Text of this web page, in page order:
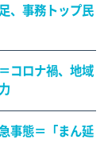
、事務トップ民
コロナ禍、地域
事態＝「まん延